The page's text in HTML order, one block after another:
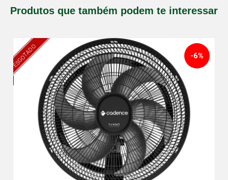
Produtos que também podem te interessar
ESGOTADO -6%